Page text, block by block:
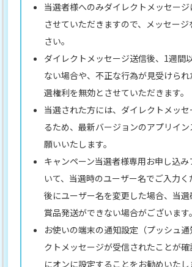
当選者様へのみダイレクトメッセー
させていただきますので、メッセー
さい。
ダイレクトメッセージ送信後、1週間
ない場合や、不正な行為が見受けられ
選権利を無効とさせていただきます。
当選された方には、ダイレクトメッ
るため、最新バージョンのアプリイ
願いいたします。
キャンペーン当選者様専用お申し込
いて、当選時のユーザー名でご入力
後にユーザー名を変更した場合、当
賞品発送ができない場合がございます。
お使いの端末の通知設定（プッシュ
クトメッセージが受信されたことが確
にオンに設定することをお勧めいたし